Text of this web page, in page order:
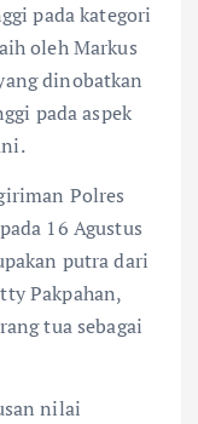
pada kategori
oleh Markus
dinobatkan
pada aspek
Polres
16 Agustus
putra dari
Pakpahan,
tua sebagai
nilai